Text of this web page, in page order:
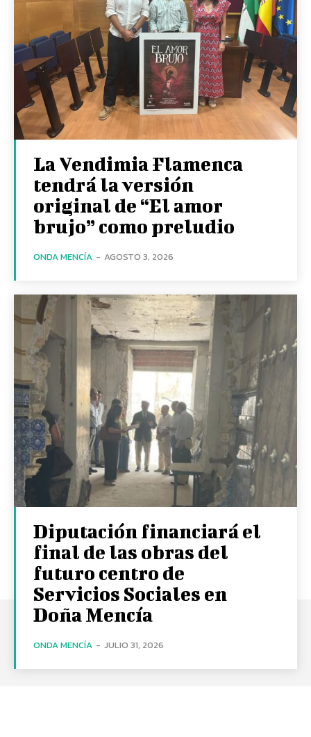
La Vendimia Flamenca
tendrá la versión
original de “El amor
brujo” como preludio
ONDA MENCÍA - AGOSTO 3, 2026
Diputación financiará el
final de las obras del
futuro centro de
Servicios Sociales en
Doña Mencía
ONDA MENCÍA - JULIO 31, 2026